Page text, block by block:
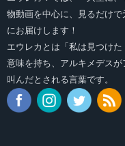
物動画を中心に、見るだけ
にお届けします！
エウレカとは「私は見つけ
意味を持ち、アルキメデス
叫んだとされる言葉です。